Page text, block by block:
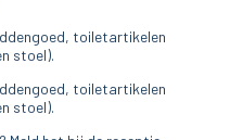
toiletartikelen
stoel).
toiletartikelen
stoel).